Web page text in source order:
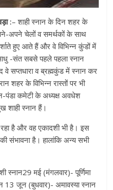
:– शाही स्नान के दिन शहर के
अपने चेलों व समर्थकों के साथ
हुए आते हैं और वे विभिन्न कुंडों में
-संत सबसे पहले पहला स्नान
सप्तधारा व ब्रह्मकुंड में स्नान कर
शहर के विभिन्न रास्तों पर भी
पंडा कमेटी के अध्यक्ष अवधेश
शाही स्नान हैं।
रहा है और वह एकादशी भी है। इस
संभावना है। हालांकि अन्य सभी
स्नान29 मई (मंगलवार)- पूर्णिमा
13 जून (बुधवार)- अमावस्या स्नान